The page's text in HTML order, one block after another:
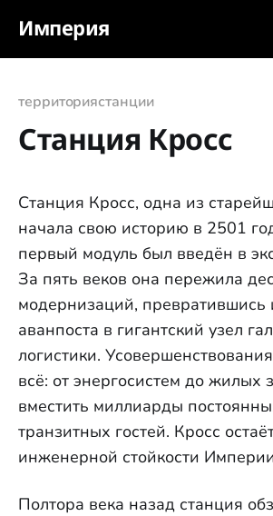
Империя
территориястанции
Станция Кросс
Станция Кросс, одна из
начала свою историю в 2501
первый модуль был введён в
За пять веков она пережила
модернизаций, превратившись
аванпоста в гигантский узел
логистики.
всё: от энергосистем до жилых
вместить миллиарды
транзитных гостей. Кросс
инженерной стойкости
Полтора века назад станция